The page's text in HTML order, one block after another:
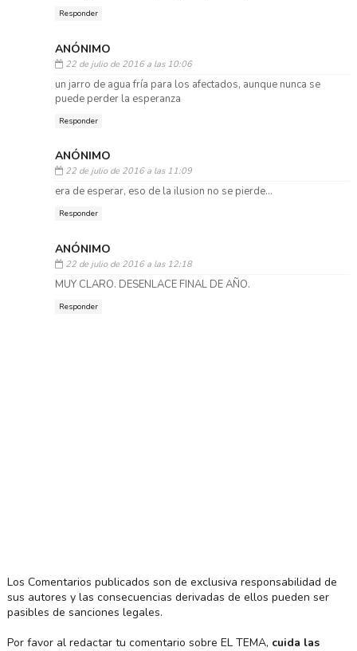
Responder
ANÓNIMO
22 de julio de 2016 a las 10:06
un jarro de agua fría para los afectados, aunque nunca se
puede perder la esperanza
Responder
ANÓNIMO
22 de julio de 2016 a las 11:09
era de esperar, eso de la ilusion no se pierde...
Responder
ANÓNIMO
22 de julio de 2016 a las 12:18
MUY CLARO. DESENLACE FINAL DE AÑO.
Responder
Los Comentarios publicados son de exclusiva responsabilidad de
sus autores y las consecuencias derivadas de ellos pueden ser
pasibles de sanciones legales.
Por favor al redactar tu comentario sobre EL TEMA, cuida las